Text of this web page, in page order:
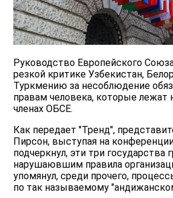
Руководство Европейского
резкой критике Узбекистан,
Туркмению за несоблюдение
правам человека, которые лежат
членах ОБСЕ.
Как передает "Тренд",
Пирсон, выступая на
подчеркнул, эти три государства
нарушаювшим правила
упомянул, среди прочего,
по так называемому